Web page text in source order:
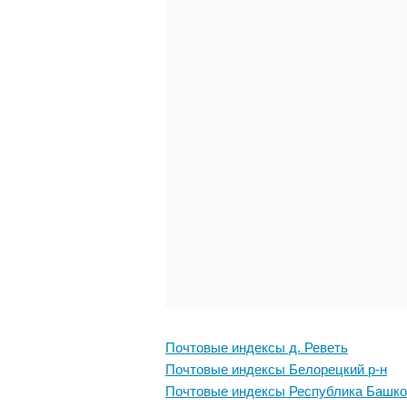
Почтовые индексы д. Реветь
Почтовые индексы Белорецкий р-н
Почтовые индексы Республика